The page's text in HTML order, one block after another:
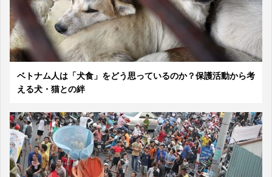
ベトナム人は「犬食」をどう思っているのか？保護活動から考
える犬・猫との絆